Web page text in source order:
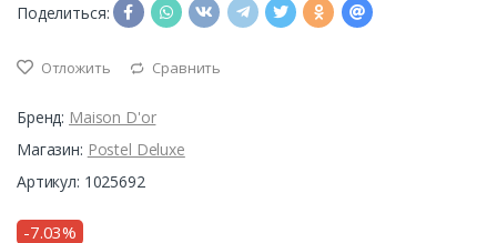
Поделиться:
Отложить Сравнить
Бренд: Maison D'or
Магазин: Postel Deluxe
Артикул: 1025692
-7.03%